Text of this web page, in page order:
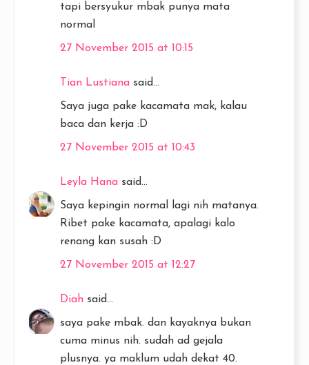
tapi bersyukur mbak punya mata
normal
27 November 2015 at 10:15
Tian Lustiana said...
Saya juga pake kacamata mak, kalau
baca dan kerja :D
27 November 2015 at 10:43
Leyla Hana said...
Saya kepingin normal lagi nih matanya.
Ribet pake kacamata, apalagi kalo
renang kan susah :D
27 November 2015 at 12:27
Diah said...
saya pake mbak. dan kayaknya bukan
cuma minus nih. sudah ad gejala
plusnya. ya maklum udah dekat 40.